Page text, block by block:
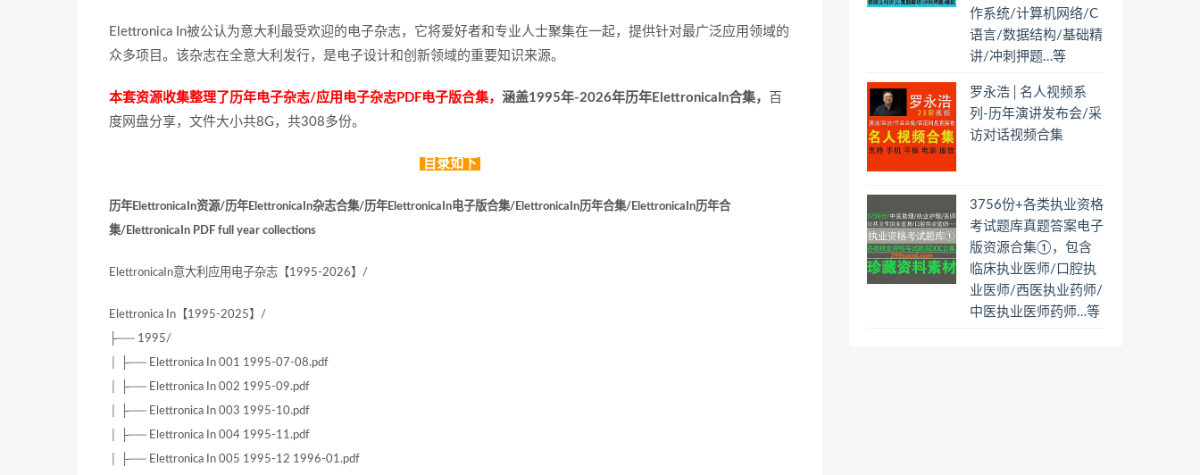
Elettronica In被公认为意大利最受欢迎的电子杂志，它将爱好者和专业人士聚集在一起，提供针对最广泛应用领域的
众多项目。该杂志在全意大利发行，是电子设计和创新领域的重要知识来源。
本套资源收集整理了历年电子杂志/应用电子杂志PDF电子版合集， 涵盖1995年-2026年历年ElettronicaIn合集，
百
度网盘分享，文件大小共8G，共308多份。
目录如下
历年ElettronicaIn资源/历年ElettronicaIn杂志合集/历年ElettronicaIn电子版合集/ElettronicaIn历年合集/ElettronicaIn历年合
集/ElettronicaIn PDF full year collections
ElettronicaIn意大利应用电子杂志【1995-2026】/
Elettronica In【1995-2025】/
├── 1995/
│ ├── Elettronica In 001 1995-07-08.pdf
│ ├── Elettronica In 002 1995-09.pdf
│ ├── Elettronica In 003 1995-10.pdf
│ ├── Elettronica In 004 1995-11.pdf
│ ├── Elettronica In 005 1995-12 1996-01.pdf
作系统/计算机网络/C
语言/数据结构/基础精
讲/冲刺押题…等
罗永浩│名人视频系
列-历年演讲发布会/采
访对话视频合集
3756份+各类执业资格
考试题库真题答案电子
版资源合集①，包含
临床执业医师/口腔执
业医师/西医执业药师/
中医执业医师药师…等